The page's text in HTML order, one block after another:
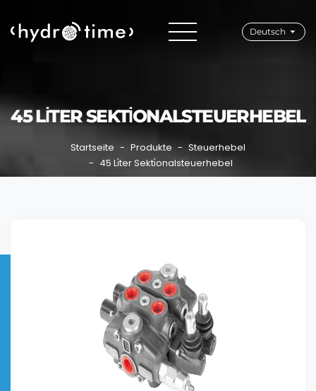
Deutsch
45 LİTER SEKTİONALSTEUERHEBEL
Startseite Produkte
Steuerhebel
45 Li̇ter Sekti̇onalsteuerhebel